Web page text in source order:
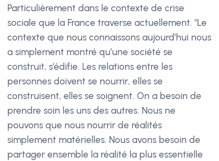
Particulièrement dans le contexte de crise
sociale que la France traverse actuellement. "Le
contexte que nous connaissons aujourd’hui nous
a simplement montré qu’une société se
construit, s’édifie. Les relations entre les
personnes doivent se nourrir, elles se
construisent, elles se soignent. On a besoin de
prendre soin les uns des autres. Nous ne
pouvons que nous nourrir de réalités
simplement matérielles. Nous avons besoin de
partager ensemble la réalité la plus essentielle